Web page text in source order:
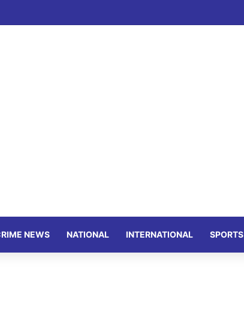
NEWS NATIONAL INTERNATIONAL SPORTS